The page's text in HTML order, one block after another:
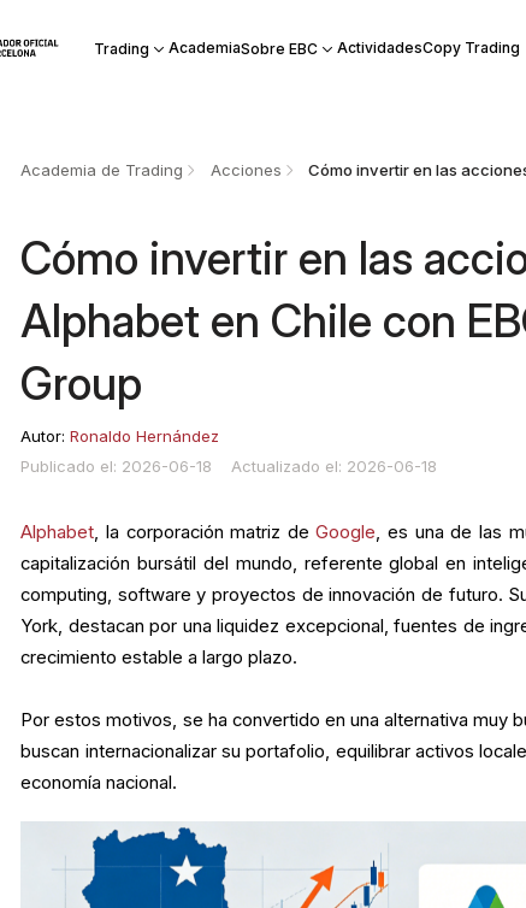
Trading AcademiaSobre EBC ActividadesCopy Trading
Academia de Trading Acciones
Cómo invertir en las
Alphabet en Chile con
Group
Autor:Ronaldo Hernández
Publicado el: 2026-06-18
Actualizado el: 2026-06-18
Alphabet, la corporación matriz deGoogle, es una de las
capitalización bursátil del mundo, referente global en
computing, software y proyectos de innovación de futuro.
York, destacan por una liquidez excepcional, fuentes de
crecimiento estable a largo plazo.
Por estos motivos, se ha convertido en una alternativa muy
buscan internacionalizar su portafolio, equilibrar activos
economía nacional.